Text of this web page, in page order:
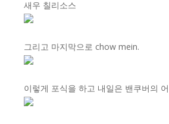
새우 칠리소스
그리고 마지막으로 chow mein.
이렇게 포식을 하고 내일은 밴쿠버의